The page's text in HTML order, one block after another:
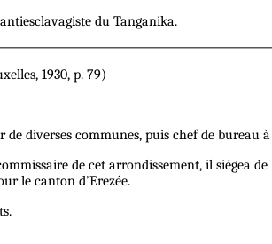
du Tanganika.
1930, p. 79)
diverses communes, puis chef de
de cet arrondissement, il siégea
le canton d’Erezée.